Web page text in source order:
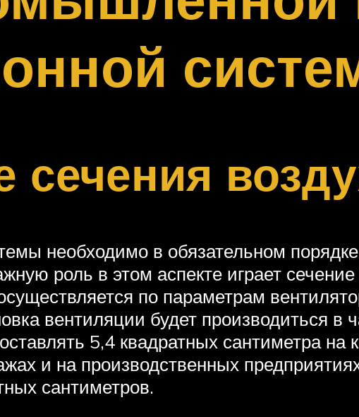
сечения
необходимо в обязательном
роль в этом аспекте играет
по параметрам
вентиляции будет производиться в
5,4 квадратных сантиметра на
и на производственных
сантиметров.